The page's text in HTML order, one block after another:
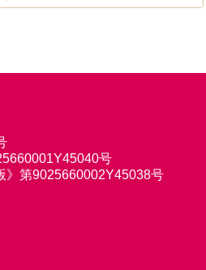
号
第9025660002Y45038号